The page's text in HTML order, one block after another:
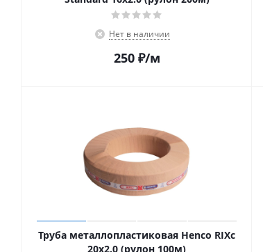
Нет в наличии
250₽/м
Труба металлопластиковая Henco RIXc
20х2.0 (рулон 100м)